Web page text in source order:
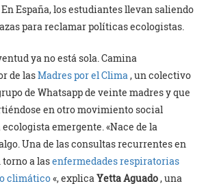
España, los estudiantes llevan saliendo
para reclamar políticas ecologistas.
ya no está sola. Camina
de lasMadres por el Clima, un colectivo
de Whatsapp de veinte madres y que
en otro movimiento social
emergente. «Nace de la
Una de las consultas recurrentes en
a lasenfermedades respiratorias
climático«, explicaYetta Aguado, una